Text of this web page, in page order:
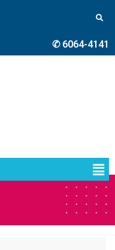
✆ 6064-4141